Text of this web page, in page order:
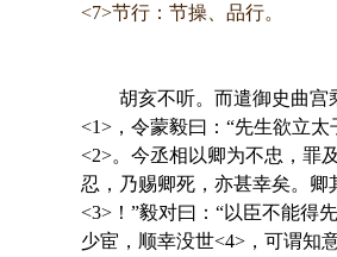
<7>节行：节操、品行。
胡亥不听。而遣御史曲宫
<1>，令蒙毅曰：“先生欲立太
<2>。今丞相以卿为不忠，罪
忍，乃赐卿死，亦甚幸矣。卿
<3>！”毅对曰：“以臣不能得
少宦，顺幸没世<4>，可谓知